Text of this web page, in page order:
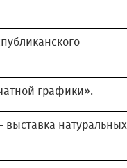
графики».
выставка натуральных